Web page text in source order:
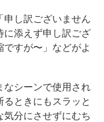
申し訳ございません
に添えず申し訳ござ
すが〜」などがよ
なシーンで使用され
ときにもスラッと
気分にさせずにむち